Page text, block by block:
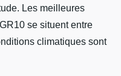
Les meilleures
se situent entre
climatiques sont